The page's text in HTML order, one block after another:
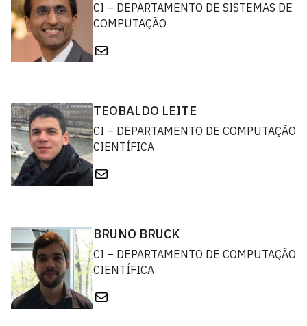
CI – DEPARTAMENTO DE SISTEMAS DE
COMPUTAÇÃO
E-mail
TEOBALDO LEITE
CI – DEPARTAMENTO DE COMPUTAÇÃO
CIENTÍFICA
E-mail
BRUNO BRUCK
CI – DEPARTAMENTO DE COMPUTAÇÃO
CIENTÍFICA
E-mail